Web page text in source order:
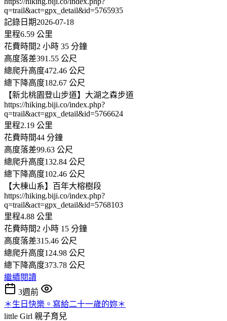
q=trail&act=gpx_detail&id=5765935
記錄日期2026-07-18
里程6.59 公里
花費時間2 小時 35 分鐘
高度落差391.55 公尺
總爬升高度472.46 公尺
總下降高度182.67 公尺
【新北桃園登山步道】大湖之森步道
https://hiking.biji.co/index.php?
q=trail&act=gpx_detail&id=5766624
里程2.19 公里
花費時間44 分鐘
高度落差99.63 公尺
總爬升高度132.84 公尺
總下降高度102.46 公尺
【大棟山系】百年大榕樹段
https://hiking.biji.co/index.php?
q=trail&act=gpx_detail&id=5768103
里程4.88 公里
花費時間2 小時 15 分鐘
高度落差315.46 公尺
總爬升高度124.98 公尺
總下降高度373.78 公尺
繼續閱讀
3週前
＊生日快樂。寫給二十一歲的妳＊
little Girl 親子育兒